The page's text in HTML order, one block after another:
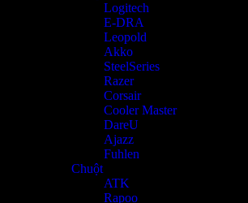
Logitech
E-DRA
Leopold
Akko
SteelSeries
Razer
Corsair
Cooler Master
DareU
Ajazz
Fuhlen
Chuột
ATK
Rapoo